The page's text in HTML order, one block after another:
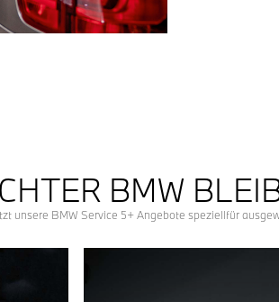
BMW
unsere BMW Service 5+ Angebote speziellfür